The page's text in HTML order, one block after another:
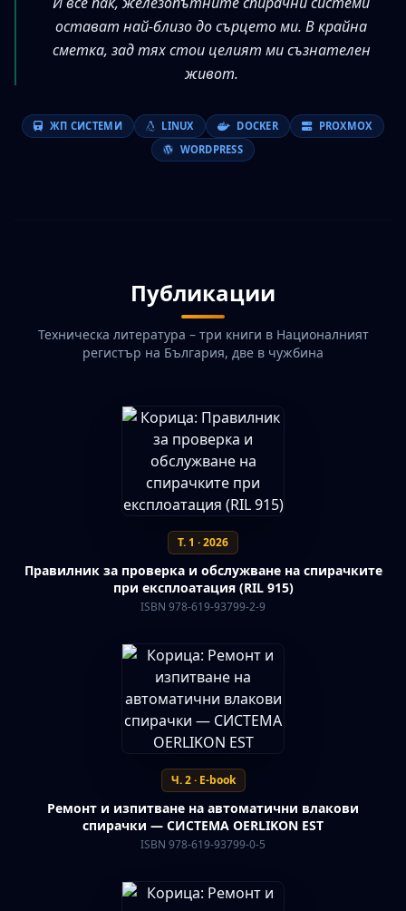
остават най-близо до сърцето ми. В крайна
сметка, зад тях стои целият ми съзнателен
живот.
ЖП СИСТЕМИ LINUX DOCKER
PROXMOX
WORDPRESS
Публикации
Техническа литература – три книги в Националният
регистър на България, две в чужбина
Т. 1 · 2026
Правилник за проверка и обслужване на спирачките
при експлоатация (RIL 915)
ISBN 978-619-93799-2-9
Ч. 2 · E-book
Ремонт и изпитване на автоматични влакови
спирачки — СИСТЕМА OERLIKON EST
ISBN 978-619-93799-0-5